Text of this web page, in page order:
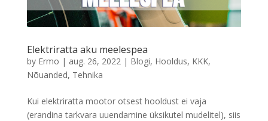
Elektriratta aku meelespea
by Ermo | aug. 26, 2022| Blogi, Hooldus, KKK,
Nõuanded, Tehnika
Kui elektriratta mootor otsest hooldust ei vaja
(erandina tarkvara uuendamine üksikutel mudelitel), siis